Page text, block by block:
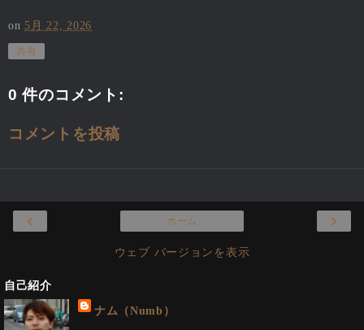
on 5月 22, 2026
共有
0 件のコメント:
コメントを投稿
‹ ›
ホーム
ウェブ バージョンを表示
自己紹介
ナム（Numb）